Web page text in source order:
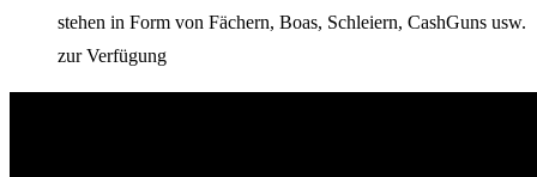
stehen in Form von Fächern, Boas, Schleiern, CashGuns usw.
zur Verfügung